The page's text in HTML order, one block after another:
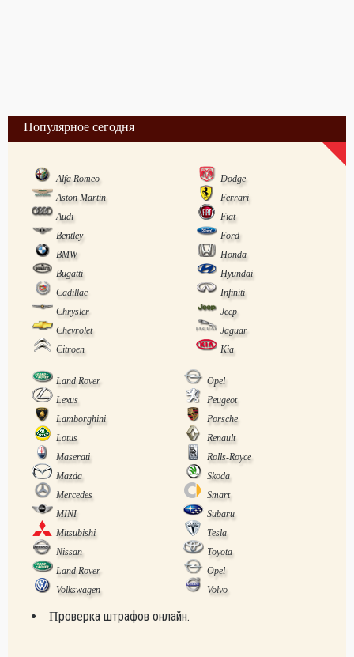
Популярное сегодня
Alfa Romeo
Dodge
Aston Martin
Ferrari
Audi
Fiat
Bentley
Ford
BMW
Honda
Bugatti
Hyundai
Cadillac
Infiniti
Chrysler
Jeep
Chevrolet
Jaguar
Citroen
Kia
Land Rover
Opel
Lexus
Peugeot
Lamborghini
Porsche
Lotus
Renault
Maserati
Rolls-Royce
Mazda
Skoda
Mercedes
Smart
MINI
Subaru
Mitsubishi
Tesla
Nissan
Toyota
Land Rover
Opel
Volkswagen
Volvo
Проверка штрафов онлайн.